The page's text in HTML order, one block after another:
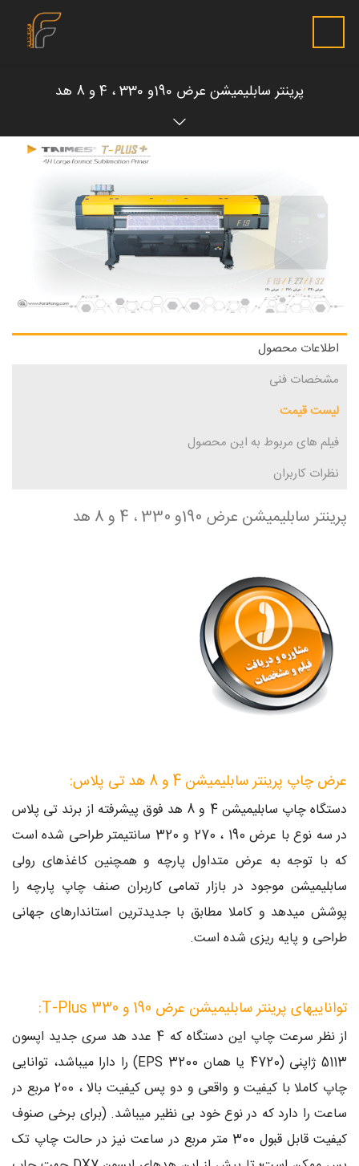
پرینتر سابلیمیشن عرض 190و 330 ، 4 و 8 هد
اطلاعات محصول
مشخصات فنی
لیست قیمت
فیلم های مربوط به این محصول
نظرات کاربران
پرینتر سابلیمیشن عرض 190و 330 ، 4 و 8 هد
عرض چاپ پرینتر سابلیمیشن 4 و 8 هد تی پلاس:
دستگاه چاپ سابلیمیشن 4 و 8 هد فوق پیشرفته از برند تی پلاس
در سه نوع با عرض 190 ، 270 و 320 سانتیمتر طراحی شده است
که با توجه به عرض متداول پارچه و همچنین کاغذهای رولی
سابلیمیشن موجود در بازار تمامی کاربران صنف چاپ پارچه را
پوشش میدهد و کاملا مطابق با جدیدترین استاندارهای جهانی
طراحی و پایه ریزی شده است.
تواناییهای پرینتر سابلیمیشن عرض 190 و 330 T-Plus:
از نظر سرعت چاپ این دستگاه که 4 عدد هد سری جدید اپسون
5113 ژاپنی (4720 یا همان EPS 3200) را دارا میباشد، توانایی
چاپ کاملا با کیفیت و واقعی و دو پس کیفیت بالا ، 200 مربع در
ساعت را دارد که در نوع خود بی نظیر میباشد. (برای برخی صنوف
کیفیت قابل قبول 300 متر مربع در ساعت نیز در حالت چاپ تک